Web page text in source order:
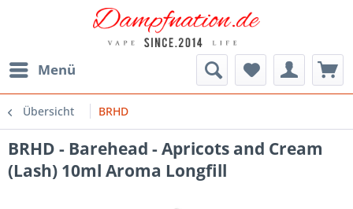
Menü
Übersicht BRHD
BRHD - Barehead - Apricots and Cream
(Lash) 10ml Aroma Longfill